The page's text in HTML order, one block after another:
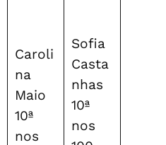
Caroli
na
Maio
10ª
nos
Sofia
Casta
nhas
10ª
nos